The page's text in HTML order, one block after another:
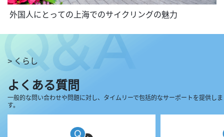
外国人にとっての上海でのサイクリングの魅力
> くらし
よくある質問
一般的な問い合わせや問題に対し、タイムリーで包括的なサーポートを提供しま
す。